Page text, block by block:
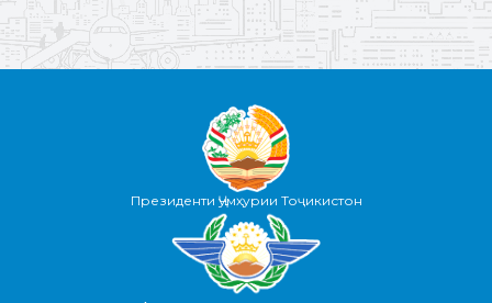
Президенти Ҷумҳурии Тоҷикистон